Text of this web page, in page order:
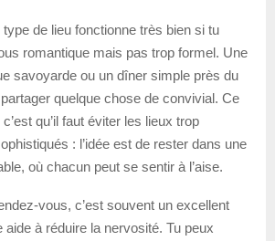
de lieu fonctionne très bien si tu
romantique mais pas trop formel. Une
savoyarde ou un dîner simple près du
quelque chose de convivial. Ce
qu’il faut éviter les lieux trop
: l’idée est de rester dans une
où chacun peut se sentir à l’aise.
vous, c’est souvent un excellent
à réduire la nervosité. Tu peux